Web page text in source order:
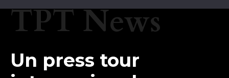
TPT News
Un press tour